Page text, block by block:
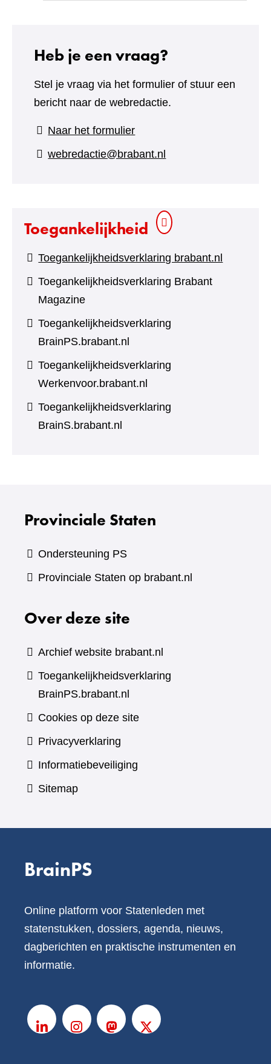
Heb je een vraag?
Stel je vraag via het formulier of stuur een
bericht naar de webredactie.
Naar het formulier(verwijst
naar
webredactie@brabant.nl
Toegankelijkheid
Toegankelijkheidsverklaring brabant.nl
Toegankelijkheidsverklaring Brabant
Magazine
Toegankelijkheidsverklaring
BrainPS.brabant.nl
Toegankelijkheidsverklaring
Werkenvoor.brabant.nl
Toegankelijkheidsverklaring
BrainS.brabant.nl
Provinciale Staten
Ondersteuning PS
Provinciale Staten op brabant.nl
Over deze site
Archief website brabant.nl
Toegankelijkheidsverklaring
BrainPS.brabant.nl
Cookies op deze site
Privacyverklaring
Informatiebeveiliging
Sitemap
BrainPS
Online platform voor Statenleden met
statenstukken, dossiers, agenda, nieuws,
dagberichten en praktische instrumenten en
informatie.